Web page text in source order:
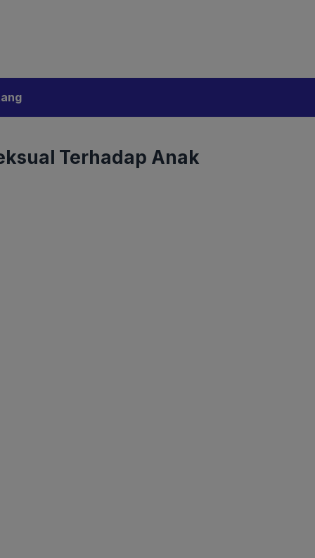
Terhadap Anak